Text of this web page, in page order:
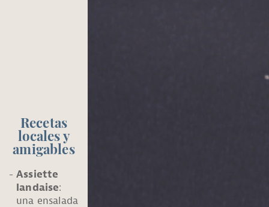
Recetas
locales y
amigables
Assiette
landaise:
una ensalada